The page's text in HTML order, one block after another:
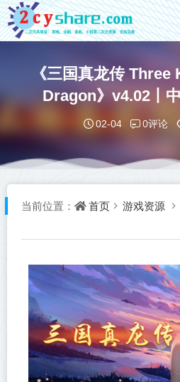
《三国真龙传
Dragon》v4.02丨
02-04 0评论
当前位置： 首页 游戏资源